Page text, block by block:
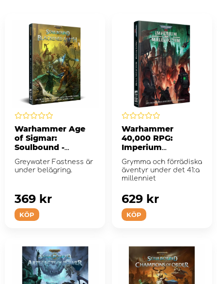
Warhammer Age
of Sigmar:
Soulbound -
Greywater Fastness är
under belägring.
KÖP
369 kr
Warhammer
40,000 RPG:
Imperium
Grymma och förrädiska
äventyr under det 41:a
millenniet
KÖP
629 kr